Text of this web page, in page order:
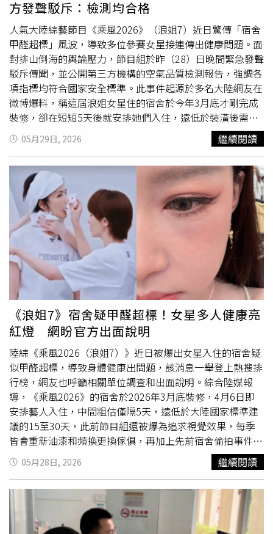
使用聲音或持續演唱太久。她透露，先前聲帶及周邊組織一
度嚴重腫脹，導致聲帶無法正常閉合，因此目前仍以休養與
調理為主，希望能盡快恢復健康狀態。事實上，曾沛慈上月
27日曾公開表示，因急性咽喉炎及鼻炎影響，加上19年前
參加歌唱比賽期間曾有過度使用嗓音的經歷，醫師特別要求
她禁聲休養。如今再度宣布缺席部分演出，也讓不少關心她
的粉絲留言祝福，希望她能優先照顧身體，早日恢復最佳狀
態。
方發聲駁斥：檢測均合格
人氣大陸綜藝節目《乘風2026》（浪姐7）近日驚傳「宿舍
甲醛超標」風波，導致多位參賽女星接連傳出健康問題。面
對排山倒海的輿論壓力，節目組於昨（28）日晚間緊急發聲
駁斥傳聞，並公開第三方機構的空氣品質檢測報告，強調各
項指標均符合國家安全標準。此事件起源於多名大陸網友在
微博爆料，稱這屆浪姐女星住的宿舍於今年3月底才剛完成
裝修，卻在短短5天後就安排她們入住，遠低於裝潢後需通
風15至30天的安全建議。此外，節目組過去就常被指責為
了舞台視覺效果，每季都會重新粉刷油漆並更換新家具；加
上先前曾發生宿舍偷拍事件，導致女藝人們為了隱私被迫長
期緊閉門窗，可能造成室內甲醛無法有效散去。環境危機直
接反映在藝人的身體狀況上，住在同棟宿舍的5位女星近期
先後有健康問題。台灣女星曾沛慈被診斷出急性咽喉炎
，更
被拍到在練舞時突然流鼻血、熟練止血動作的畫面，令粉絲
心疼不已；陸籍女星孫怡則爆出眼睛長針眼，另外包括闞清
子、謝楠及范瑋琪，也陸續出現咽喉劇痛、嗓音沙啞等不適
症狀。對此，有醫學專家公開指出，這群藝人的集體病徵，
與醫學上短期暴露於高濃度甲醛環境中所引發的急性黏膜刺
激與呼吸道反應高度吻合。浪姐7女藝人健康問題一度衝上
微博熱搜排行榜，更引發粉絲輿論。對此，節目組28日晚間
火速發布澄清聲明，嚴正駁斥甲醛超標的不實傳聞，並說
明，本季姐姐們居住的宿舍是沿用多年的聖爵菲斯酒店垂釣
別墅，並非全新裝潢。為了確保環境安全，團隊已分別於4
月2日與5月7日，兩度委託第三方專業機構進行室內空氣品
質檢測，報告結果皆顯示合格。節目組在聲明中更進一步列
出數據，指出宿舍內的甲醛換算結果均小於參考限值
0.08mg/m³，其他如苯、甲苯、二甲苯等化學物質也均低於
安全標準。節目組強調，對於每一位前來挑戰的姐姐而言，
這裡不僅是努力表現的舞台，更是汲取力量的家，團隊始終
將藝人的健康放在首位，並感謝各界的善意監督。
05月29日, 2026 繼續閱讀
《浪姐7》宿舍疑甲醛超標！女星多人健康亮
紅燈 網盼官方出面說明
陸綜《乘風2026（浪姐7）》近日被爆出女星入住的宿舍疑
似甲醛超標，導致身體健康出問題，該消息一舉登上熱搜排
行榜，網友也呼籲相關單位調查和出面說明。綜合陸媒報
導，《乘風2026》的宿舍於2026年3月底裝修，4月6日即
安排藝人入住，中間粗估僅隔5天，遠低於大陸國家標準建
議的15至30天，此前節目組還被爆為追求視覺效果，每季
皆會重新油漆和頻換更換傢俱，再加上先前宿舍偷拍事件，
藝人被迫長期緊閉門窗，恐導致室內甲醛無法有效散去。然
而住在同棟宿舍的5位女星，身體健康幾乎同步亮紅燈，曾
沛慈被診斷出急性咽喉炎，還被拍到練習時突然流鼻血，自
己熟練地止血的狀況，其他諸如孫怡出現麥粒腫（針眼），
闞清子、謝楠及范瑋琪都陸續有咽喉痛、嗓音沙啞等症狀。
有專家發文指出，這正是短期暴露於甲醛所引發的反應相
05月28日, 2026 繼續閱讀